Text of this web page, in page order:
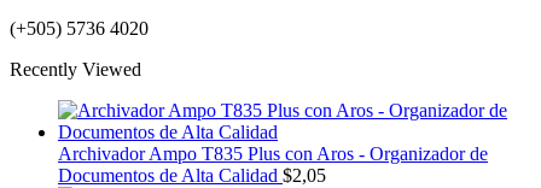
(+505) 5736 4020
Recently Viewed
Archivador Ampo T835 Plus con Aros - Organizador de
Documentos de Alta Calidad $2,05